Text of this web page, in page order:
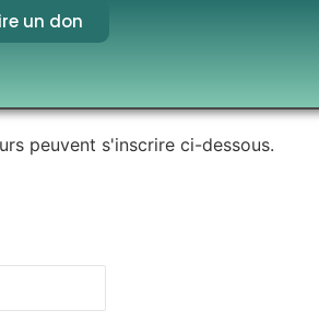
un don
peuvent s'inscrire ci-dessous.